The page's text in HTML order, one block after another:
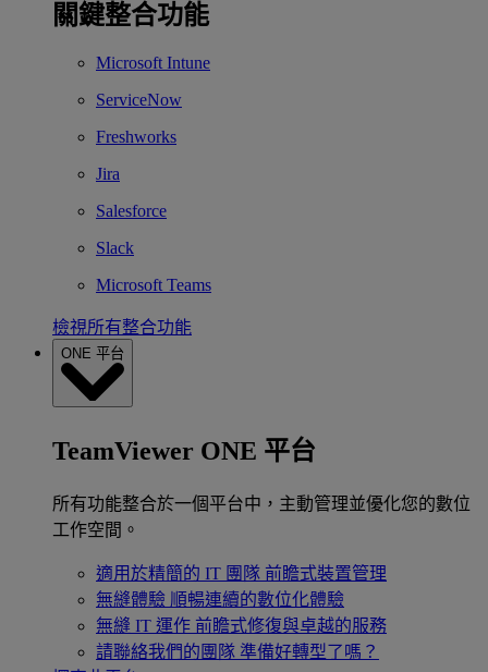
關鍵整合功能
Microsoft Intune
ServiceNow
Freshworks
Jira
Salesforce
Slack
Microsoft Teams
檢視所有整合功能
ONE 平台
TeamViewer ONE 平台
所有功能整合於一個平台中，主動管理並優化您的數位
工作空間。
適用於精簡的 IT 團隊 前瞻式裝置管理
無縫體驗 順暢連續的數位化體驗
無縫 IT 運作 前瞻式修復與卓越的服務
請聯絡我們的團隊 準備好轉型了嗎？